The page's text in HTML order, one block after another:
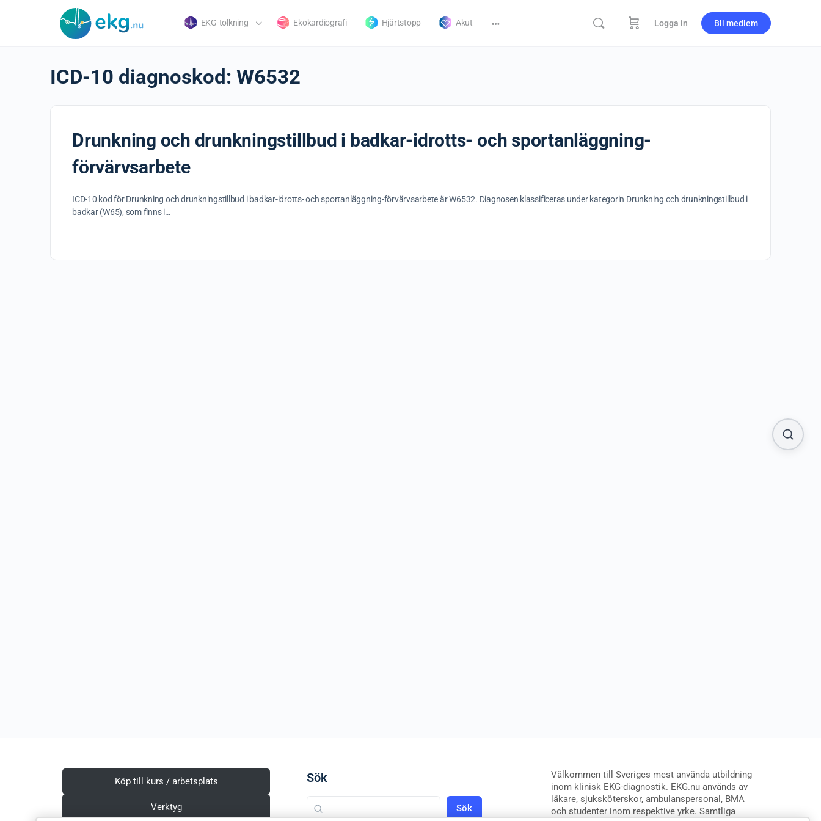
EKG-tolkning Ekokardiografi Hjärtstopp Akut Logga in Bli medlem
ICD-10 diagnoskod: W6532
Drunkning och drunkningstillbud i badkar-idrotts- och sportanläggning-
förvärvsarbete
ICD-10 kod för Drunkning och drunkningstillbud i badkar-idrotts- och sportanläggning-förvärvsarbete är W6532. Diagnosen klassificeras under kategorin Drunkning och drunkningstillbud i
badkar (W65), som finns i…
Köp till kurs / arbetsplats
Verktyg
Sök
Sök
Välkommen till Sveriges mest använda utbildning
inom klinisk EKG-diagnostik. EKG.nu används av
läkare, sjuksköterskor, ambulanspersonal, BMA
och studenter inom respektive yrke. Samtliga